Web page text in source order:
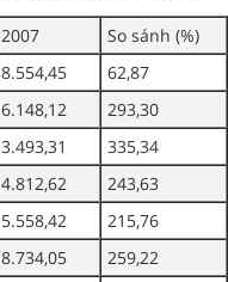
2007
So sánh (%)
8.554,45
62,87
6.148,12
293,30
3.493,31
335,34
4.812,62
243,63
5.558,42
215,76
8.734,05
259,22